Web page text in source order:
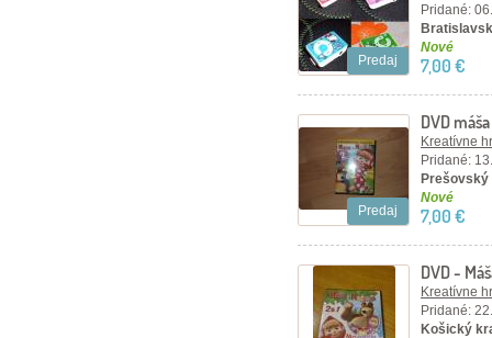
Predaj
Pridané:
Nové
7,00 €
Predaj
DVD máša
Kreatívne
Pridané:
Prešovský
Nové
7,00 €
DVD -
Kreatívne
Pridané:
Košický